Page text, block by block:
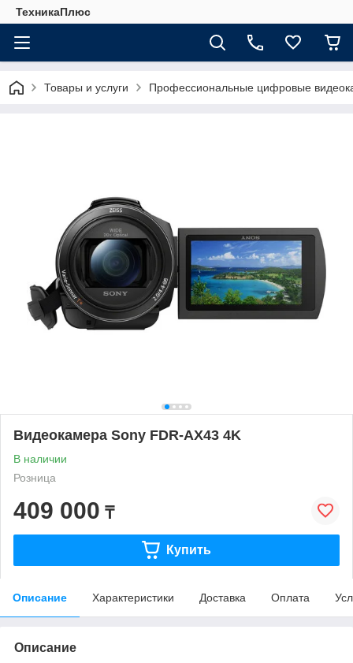
ТехникаПлюс
Товары и услуги Профессиональные цифровые
Видеокамера Sony FDR-AX43 4K
В наличии
Розница
409 000 ₸
Купить
Описание Характеристики Доставка Оплата
Описание